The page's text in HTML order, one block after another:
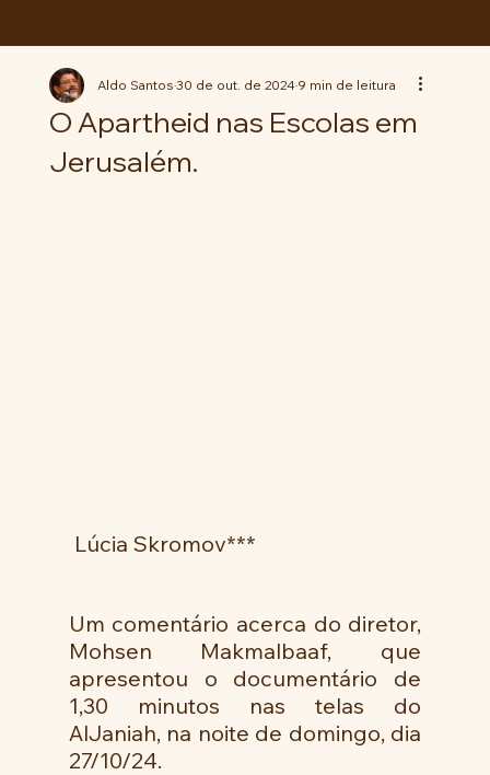
O Apartheid nas Escolas em
Jerusalém.
Aldo Santos30 de out. de 20249 min de leitura
Lúcia Skromov***
Um comentário acerca do diretor,
Mohsen Makmalbaaf, que
apresentou o documentário de
1,30 minutos nas telas do
AlJaniah, na noite de domingo, dia
27/10/24.